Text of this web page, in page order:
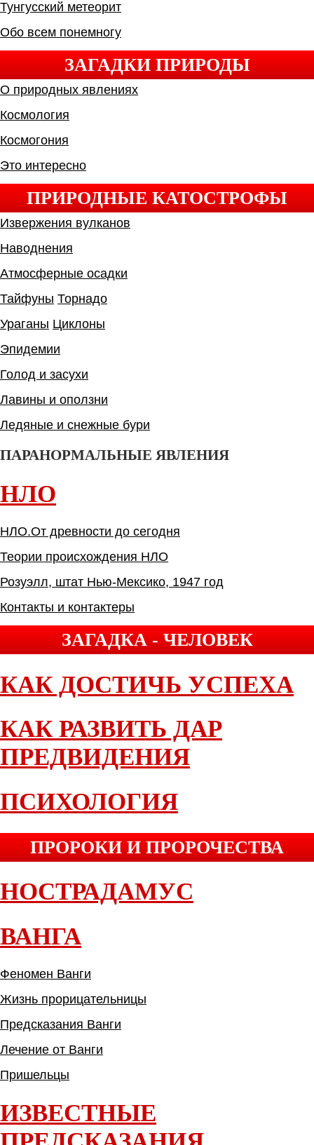
Тунгусский метеорит
Обо всем понемногу
ЗАГАДКИ ПРИРОДЫ
О природных явлениях
Космология
Космогония
Это интересно
ПРИРОДНЫЕ КАТОСТРОФЫ
Извержения вулканов
Наводнения
Атмосферные осадки
Тайфуны Торнадо
Ураганы Циклоны
Эпидемии
Голод и засухи
Лавины и оползни
Ледяные и снежные бури
ПАРАНОРМАЛЬНЫЕ ЯВЛЕНИЯ
НЛО
НЛО.От древности до сегодня
Теории происхождения НЛО
Розуэлл, штат Нью-Мексико, 1947 год
Контакты и контактеры
ЗАГАДКА - ЧЕЛОВЕК
КАК ДОСТИЧЬ УСПЕХА
КАК РАЗВИТЬ ДАР
ПРЕДВИДЕНИЯ
ПСИХОЛОГИЯ
ПРОРОКИ И ПРОРОЧЕСТВА
НОСТРАДАМУС
ВАНГА
Феномен Ванги
Жизнь прорицательницы
Предсказания Ванги
Лечение от Ванги
Пришельцы
ИЗВЕСТНЫЕ